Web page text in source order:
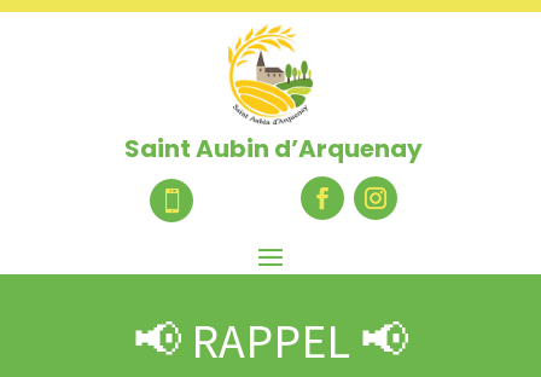
Saint Aubin d’Arquenay

📢 RAPPEL 📢